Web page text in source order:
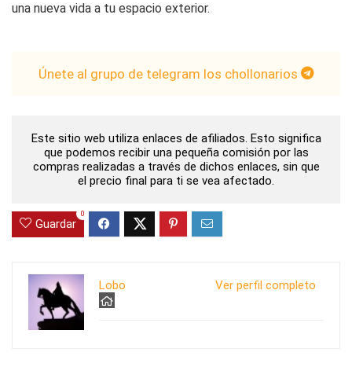
una nueva vida a tu espacio exterior.
Únete al grupo de telegram los chollonarios
Este sitio web utiliza enlaces de afiliados. Esto significa
que podemos recibir una pequeña comisión por las
compras realizadas a través de dichos enlaces, sin que
el precio final para ti se vea afectado.
Guardar
0
Ver perfil completo
Lobo